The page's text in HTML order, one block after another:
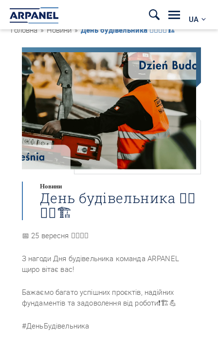
UA
Головна » Новини »День будівельника 👷‍♂️👷‍♀️🏗
Новини
День будівельника 👷‍♂️
👷‍♀️🏗
📅 25 вересня 👷‍♂️👷‍♀️
З нагоди Дня будівельника команда ARPANEL
щиро вітає вас!
Бажаємо багато успішних проєктів, надійних
фундаментів та задоволення від роботи❗🏗️💪
#ДеньБудівельника